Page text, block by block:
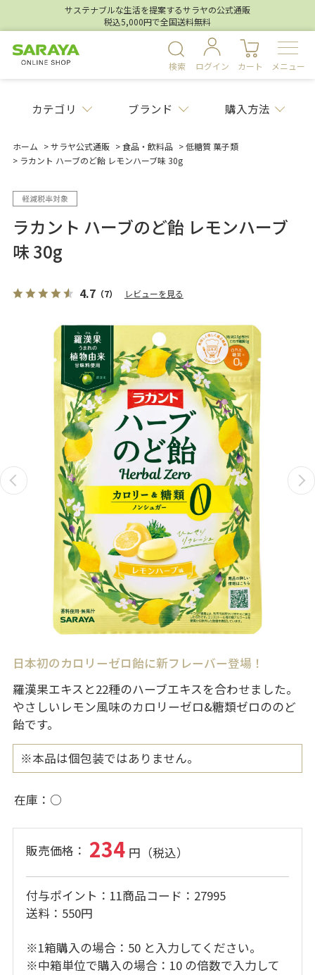
サステナブルな生活を提案するサラヤの公式通販
税込5,000円で全国送料無料
検索 ログイン カート メニュー
カテゴリ ブランド 購入方法
ホーム >サラヤ公式通販 >食品・飲料品 >低糖質 菓子類
> ラカント ハーブのど飴 レモンハーブ味 30g
ラカント ハーブのど飴 レモンハーブ
味 30g
4.7（7） レビューを見る
日本初のカロリーゼロ飴に新フレーバー登場！
羅漢果エキスと22種のハーブエキスを合わせました。
やさしいレモン風味のカロリーゼロ&糖類ゼロののど
飴です。
※本品は個包装ではありません。
在庫 ○
234
付与ポイント 11商品コード
27995
送料
550円
※1箱購入の場合：50 と入力してください。
※中箱単位で購入の場合：10 の倍数で入力して